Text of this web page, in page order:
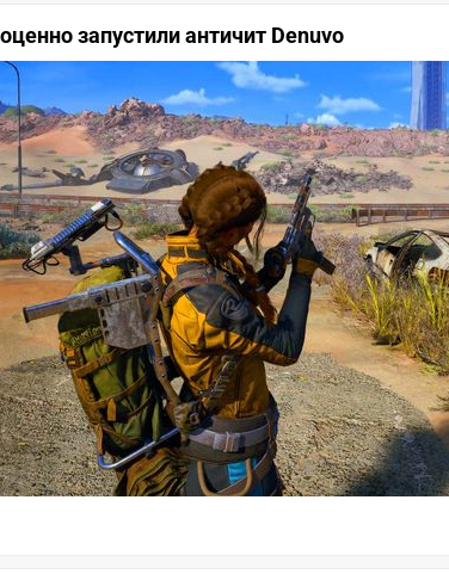
запустили античит Denuvo